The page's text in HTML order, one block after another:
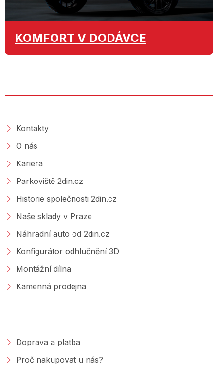
KOMFORT V DODÁVCE
Kontakty
O nás
Kariera
Parkoviště 2din.cz
Historie společnosti 2din.cz
Naše sklady v Praze
Náhradní auto od 2din.cz
Konfigurátor odhlučnění 3D
Montážní dílna
Kamenná prodejna
Doprava a platba
Proč nakupovat u nás?